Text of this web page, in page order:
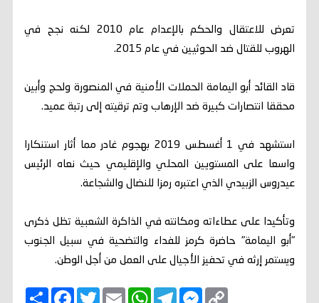
تعرض للاعتقال والحكم بالإعدام عام 2010 لكنه نجح في
الهروب للقتال ضد الحوثيين في عام 2015.
قاد القائد أبو اليمامة الحملات الأمنية في المنصورة ولحج وأبين
محققا انتصارات كبيرة ضد الإرهاب وتم ترقيته إلى رتبة عميد.
استشهد في 1 أغسطس 2019 بهجوم غادر مما أثار استنكارا
واسعا على المستويين المحلي والإقليمي حيث نعاه الرئيس
عيدروس الزبيدي الذي اعتبره رمزا للنضال والشجاعة.
وتأكيدا على عطاءاته ومكانته في الذاكرة الشعبية تظل ذكرى
"أبو اليمامة" حاضرة كرمز للفداء والتضحية في سبيل الجنوب
ويستمر إرثه في تحفيز الأجيال على العمل من أجل الوطن.
ا
F
T
E
W
T
M
C